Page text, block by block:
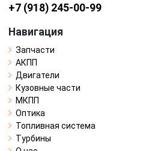
+7 (918) 245-00-99
Навигация
Запчасти
АКПП
Двигатели
Кузовные части
МКПП
Оптика
Топливная система
Турбины